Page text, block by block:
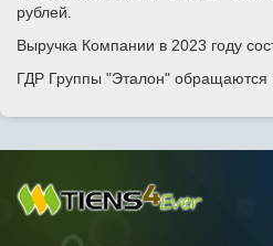
рублей.
Выручка Компании в 2023 году
ГДР Группы "Эталон" обращаются